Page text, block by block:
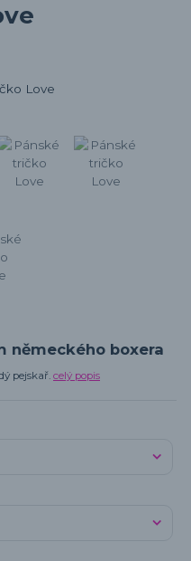
německého boxera
pejskař. celý popis